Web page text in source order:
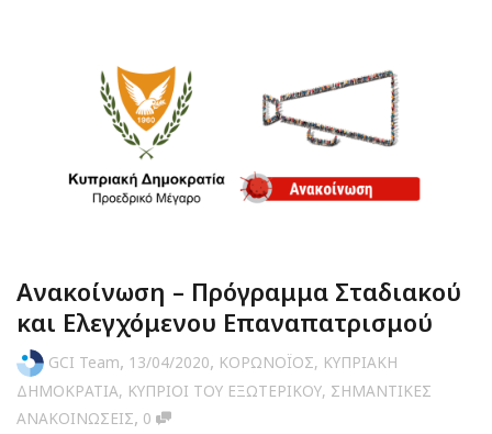
Ανακοίνωση – Πρόγραμμα Σταδιακού
και Ελεγχόμενου Επαναπατρισμού
GCI Team, 13/04/2020, ΚΟΡΩΝΟΪΟΣ, ΚΥΠΡΙΑΚΗ
ΔΗΜΟΚΡΑΤΙΑ, ΚΥΠΡΙΟΙ ΤΟΥ ΕΞΩΤΕΡΙΚΟΥ, ΣΗΜΑΝΤΙΚΕΣ
ΑΝΑΚΟΙΝΩΣΕΙΣ, 0